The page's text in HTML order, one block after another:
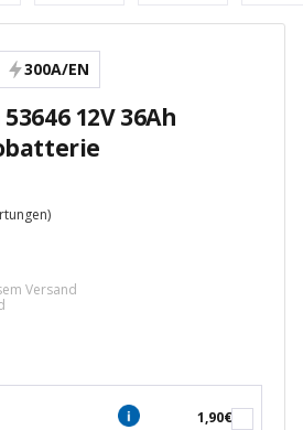
300A/EN
12V 36Ah
Versand
1,90€